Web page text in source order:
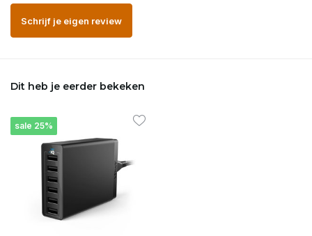
Schrijf je eigen review
Dit heb je eerder bekeken
sale 25%